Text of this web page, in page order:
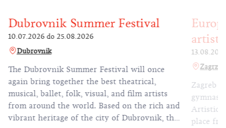
Dubrovnik Summer Festival
10.07.2026do 25.08.2026
Dubrovnik
The Dubrovnik Summer Festival will once
again bring together the best theatrical,
musical, ballet, folk, visual, and film artists
from around the world. Based on the rich and
vibrant heritage of the city of Dubrovnik, the
Zagrzeb
Zagreb
Artistic
place